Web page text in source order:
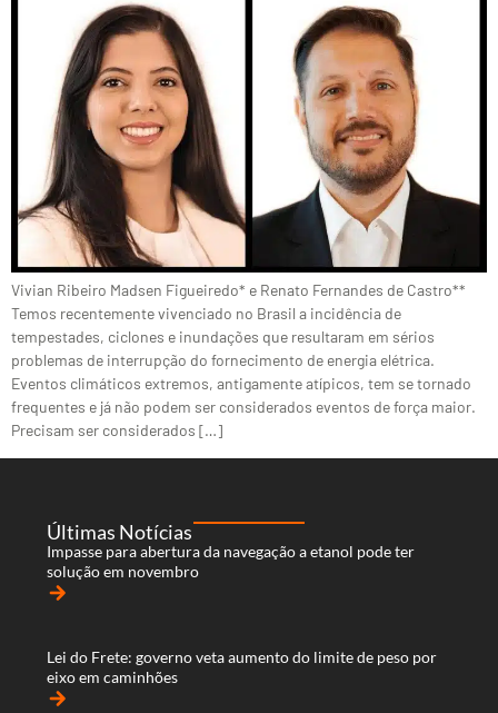
Vivian Ribeiro Madsen Figueiredo* e Renato Fernandes de Castro**
Temos recentemente vivenciado no Brasil a incidência de
tempestades, ciclones e inundações que resultaram em sérios
problemas de interrupção do fornecimento de energia elétrica.
Eventos climáticos extremos, antigamente atípicos, tem se tornado
frequentes e já não podem ser considerados eventos de força maior.
Precisam ser considerados […]
Últimas Notícias
Impasse para abertura da navegação a etanol pode ter
solução em novembro
arrow_forward
Lei do Frete: governo veta aumento do limite de peso por
eixo em caminhões
arrow_forward